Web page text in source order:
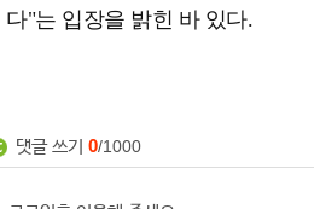
다"는 입장을 밝힌 바 있다.
댓글 쓰기 0/1000